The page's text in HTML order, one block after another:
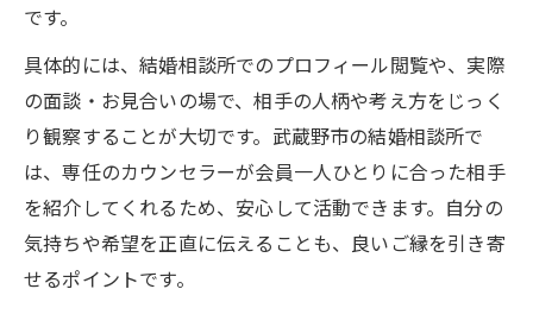
です。
具体的には、結婚相談所でのプロフィール閲覧や、実際
の面談・お見合いの場で、相手の人柄や考え方をじっく
り観察することが大切です。武蔵野市の結婚相談所で
は、専任のカウンセラーが会員一人ひとりに合った相手
を紹介してくれるため、安心して活動できます。自分の
気持ちや希望を正直に伝えることも、良いご縁を引き寄
せるポイントです。